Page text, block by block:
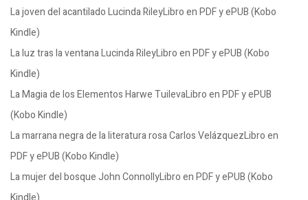
La joven del acantilado Lucinda RileyLibro en PDF y ePUB (Kobo
Kindle)
La luz tras la ventana Lucinda RileyLibro en PDF y ePUB (Kobo
Kindle)
La Magia de los Elementos Harwe TuilevaLibro en PDF y ePUB
(Kobo Kindle)
La marrana negra de la literatura rosa Carlos VelázquezLibro en
PDF y ePUB (Kobo Kindle)
La mujer del bosque John ConnollyLibro en PDF y ePUB (Kobo